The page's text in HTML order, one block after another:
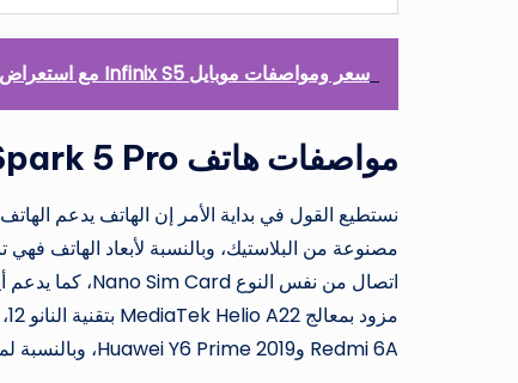
سعر ومواصفات موبايل Infinix S5 مع استعراض نقاط القوة والضعف
مواصفات هاتف Tecno Spark 5 Pro
مزود بمعالج MediaTek Helio A22 بتقنية النانو 12، وهذا هو نفس المعالج الموجود في
Redmi 6A وHuawei Y6 Prime 2019، وبالنسبة لمعالج الرسومات يتم تثبيت نوع PowerVR GE8320.